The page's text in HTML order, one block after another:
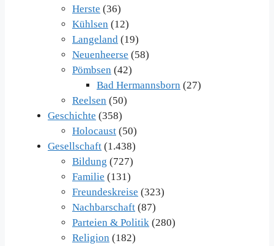
Herste (36)
Kühlsen (12)
Langeland (19)
Neuenheerse (58)
Pömbsen (42)
Bad Hermannsborn (27)
Reelsen (50)
Geschichte (358)
Holocaust (50)
Gesellschaft (1.438)
Bildung (727)
Familie (131)
Freundeskreise (323)
Nachbarschaft (87)
Parteien & Politik (280)
Religion (182)